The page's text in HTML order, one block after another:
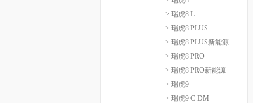
> 瑞虎8 L
> 瑞虎8 PLUS
> 瑞虎8 PLUS新能源
> 瑞虎8 PRO
> 瑞虎8 PRO新能源
> 瑞虎9
> 瑞虎9 C-DM